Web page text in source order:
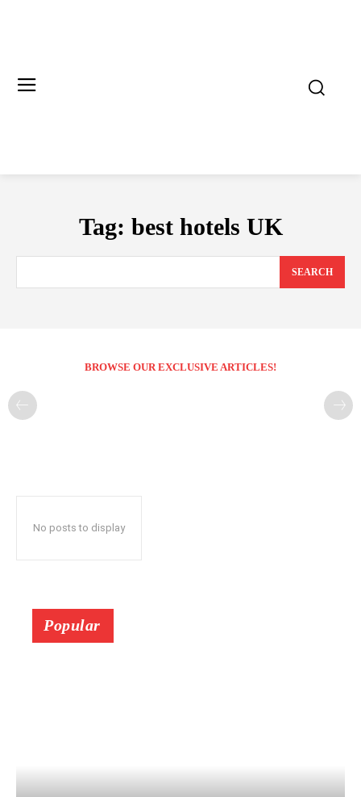
Tag: best hotels UK
SEARCH
BROWSE OUR EXCLUSIVE ARTICLES!
No posts to display
Popular